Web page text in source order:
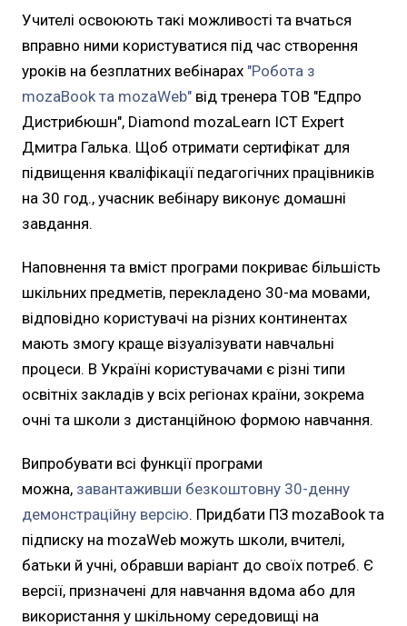
Учителі освоюють такі можливості та вчаться
вправно ними користуватися під час створення
уроків на безплатних вебінарах "Робота з
mozaBook та mozaWeb" від тренера ТОВ "Едпро
Дистрибюшн", Diamond mozaLearn ICT Expert
Дмитра Галька. Щоб отримати сертифікат для
підвищення кваліфікації педагогічних працівників
на 30 год., учасник вебінару виконує домашні
завдання.
Наповнення та вміст програми покриває більшість
шкільних предметів, перекладено 30-ма мовами,
відповідно користувачі на різних континентах
мають змогу краще візуалізувати навчальні
процеси. В Україні користувачами є різні типи
освітніх закладів у всіх регіонах країни, зокрема
очні та школи з дистанційною формою навчання.
Випробувати всі функції програми
можна, завантаживши безкоштовну 30-денну
демонстраційну версію. Придбати ПЗ mozaBook та
підписку на mozaWeb можуть школи, вчителі,
батьки й учні, обравши варіант до своїх потреб. Є
версії, призначені для навчання вдома або для
використання у шкільному середовищі на